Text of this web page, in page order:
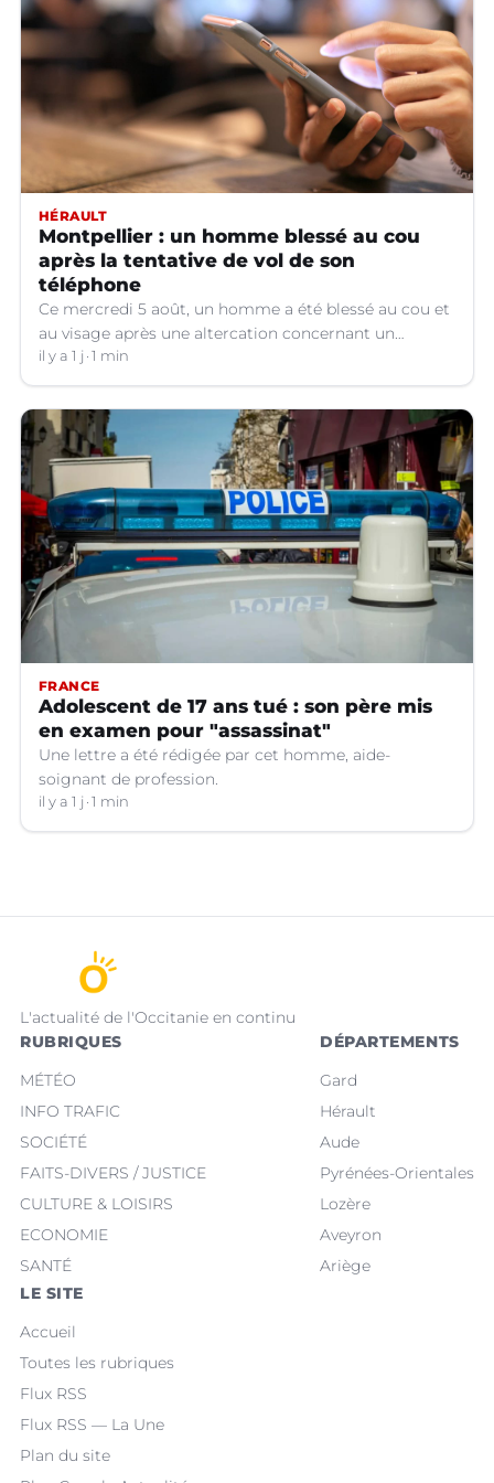
HÉRAULT
Montpellier : un homme blessé au cou
après la tentative de vol de son
téléphone
Ce mercredi 5 août, un homme a été blessé au cou et
au visage après une altercation concernant un
téléphone portable à Montpellier (Hérault).
il y a 1 j 1 min
FRANCE
Adolescent de 17 ans tué : son père mis
en examen pour "assassinat"
Une lettre a été rédigée par cet homme, aide-
soignant de profession.
il y a 1 j 1 min
L'actualité de l'Occitanie en continu
RUBRIQUES
MÉTÉO
INFO TRAFIC
SOCIÉTÉ
FAITS-DIVERS / JUSTICE
CULTURE & LOISIRS
ECONOMIE
SANTÉ
DÉPARTEMENTS
Gard
Hérault
Aude
Pyrénées-Orientales
Lozère
Aveyron
Ariège
LE SITE
Accueil
Toutes les rubriques
Flux RSS
Flux RSS — La Une
Plan du site